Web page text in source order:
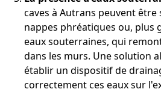
caves à Autrans peuvent être
nappes phréatiques ou, plus
eaux souterraines, qui
dans les murs. Une solution
établir un dispositif de
correctement ces eaux sur